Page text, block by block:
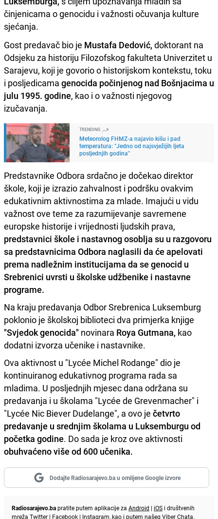
činjenicama o genocidu i važnosti očuvanja kulture
sjećanja.
Gost predavač bio je Mustafa Dedović, doktorant na
Odsjeku za historiju Filozofskog fakulteta Univerzitet u
Sarajevu, koji je govorio o historijskom kontekstu, toku
i posljedicama genocida počinjenog nad Bošnjacima u
julu 1995. godine, kao i o važnosti njegovog
izučavanja.
TRENDING
Meteorolog FHMZ-a najavio kišu i pad
temperatura: "Jedno od najsvježijih ljeta
posljednjih godina"
Predstavnike Odbora srdačno je dočekao direktor
škole, koji je izrazio zahvalnost i podršku ovakvim
edukativnim aktivnostima za mlade. Imajući u vidu
važnost ove teme za razumijevanje savremene
europske historije i vrijednosti ljudskih prava,
predstavnici škole i nastavnog osoblja su u razgovoru
sa predstavnicima Odbora naglasili da će apelovati
prema nadležnim institucijama da se genocid u
Srebrenici uvrsti u školske udžbenike i nastavne
programe.
Na kraju predavanja Odbor Srebrenica Luksemburg
poklonio je školskoj biblioteci dva primjerka knjige
"Svjedok genocida" novinara Roya Gutmana, kao
dodatni izvorza učenike i nastavnike.
Ova aktivnost u "Lycée Michel Rodange" dio je
kontinuiranog edukativnog programa rada sa
mladima. U posljednjih mjesec dana održana su
predavanja i u školama "Lycée de Grevenmacher" i
"Lycée Nic Biever Dudelange", a ovo je četvrto
predavanje u srednjim školama u Luksemburgu od
početka godine. Do sada je kroz ove aktivnosti
obuhvaćeno više od 600 učenika.
Dodajte Radiosarajevo.ba u omiljene Google izvore
Radiosarajevo.bapratite putem aplikacije za Android | iOS i društvenih
mreža Twitter | Facebook | Instagram, kao i putem našeg ViberChata.